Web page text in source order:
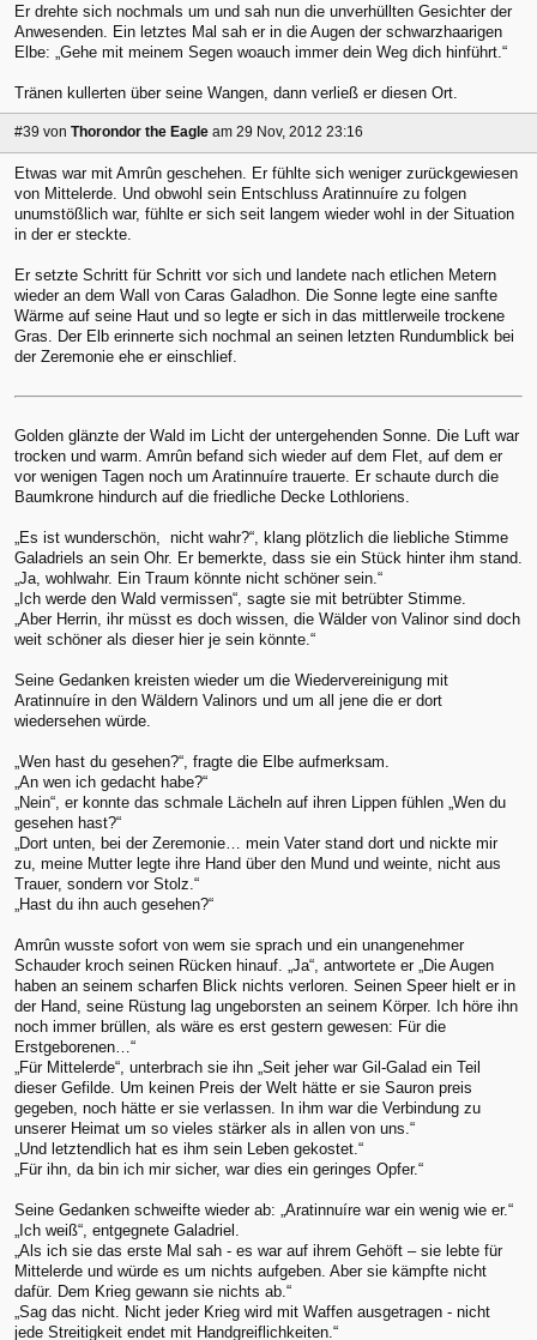
Er drehte sich nochmals um und sah nun die unverhüllten Gesichter der
Anwesenden. Ein letztes Mal sah er in die Augen der schwarzhaarigen
Elbe: „Gehe mit meinem Segen woauch immer dein Weg dich hinführt.“
Tränen kullerten über seine Wangen, dann verließ er diesen Ort.
#39 von Thorondor the Eagle am 29 Nov, 2012 23:16
Etwas war mit Amrûn geschehen. Er fühlte sich weniger zurückgewiesen
von Mittelerde. Und obwohl sein Entschluss Aratinnuíre zu folgen
unumstößlich war, fühlte er sich seit langem wieder wohl in der Situation
in der er steckte.
Er setzte Schritt für Schritt vor sich und landete nach etlichen Metern
wieder an dem Wall von Caras Galadhon. Die Sonne legte eine sanfte
Wärme auf seine Haut und so legte er sich in das mittlerweile trockene
Gras. Der Elb erinnerte sich nochmal an seinen letzten Rundumblick bei
der Zeremonie ehe er einschlief.
Golden glänzte der Wald im Licht der untergehenden Sonne. Die Luft war
trocken und warm. Amrûn befand sich wieder auf dem Flet, auf dem er
vor wenigen Tagen noch um Aratinnuíre trauerte. Er schaute durch die
Baumkrone hindurch auf die friedliche Decke Lothloriens.
„Es ist wunderschön, nicht wahr?“, klang plötzlich die liebliche Stimme
Galadriels an sein Ohr. Er bemerkte, dass sie ein Stück hinter ihm stand.
„Ja, wohlwahr. Ein Traum könnte nicht schöner sein.“
„Ich werde den Wald vermissen“, sagte sie mit betrübter Stimme.
„Aber Herrin, ihr müsst es doch wissen, die Wälder von Valinor sind doch
weit schöner als dieser hier je sein könnte.“
Seine Gedanken kreisten wieder um die Wiedervereinigung mit
Aratinnuíre in den Wäldern Valinors und um all jene die er dort
wiedersehen würde.
„Wen hast du gesehen?“, fragte die Elbe aufmerksam.
„An wen ich gedacht habe?“
„Nein“, er konnte das schmale Lächeln auf ihren Lippen fühlen „Wen du
gesehen hast?“
„Dort unten, bei der Zeremonie… mein Vater stand dort und nickte mir
zu, meine Mutter legte ihre Hand über den Mund und weinte, nicht aus
Trauer, sondern vor Stolz.“
„Hast du ihn auch gesehen?“
Amrûn wusste sofort von wem sie sprach und ein unangenehmer
Schauder kroch seinen Rücken hinauf. „Ja“, antwortete er „Die Augen
haben an seinem scharfen Blick nichts verloren. Seinen Speer hielt er in
der Hand, seine Rüstung lag ungeborsten an seinem Körper. Ich höre ihn
noch immer brüllen, als wäre es erst gestern gewesen: Für die
Erstgeborenen…“
„Für Mittelerde“, unterbrach sie ihn „Seit jeher war Gil-Galad ein Teil
dieser Gefilde. Um keinen Preis der Welt hätte er sie Sauron preis
gegeben, noch hätte er sie verlassen. In ihm war die Verbindung zu
unserer Heimat um so vieles stärker als in allen von uns.“
„Und letztendlich hat es ihm sein Leben gekostet.“
„Für ihn, da bin ich mir sicher, war dies ein geringes Opfer.“
Seine Gedanken schweifte wieder ab: „Aratinnuíre war ein wenig wie er.“
„Ich weiß“, entgegnete Galadriel.
„Als ich sie das erste Mal sah - es war auf ihrem Gehöft – sie lebte für
Mittelerde und würde es um nichts aufgeben. Aber sie kämpfte nicht
dafür. Dem Krieg gewann sie nichts ab.“
„Sag das nicht. Nicht jeder Krieg wird mit Waffen ausgetragen - nicht
jede Streitigkeit endet mit Handgreiflichkeiten.“